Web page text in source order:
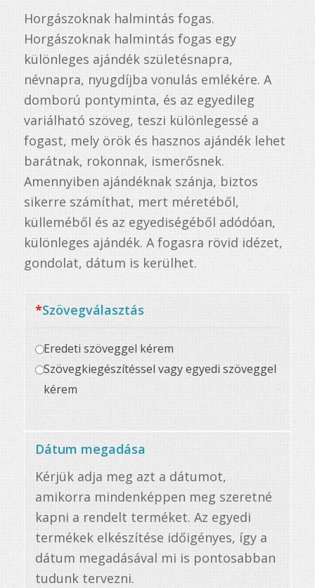
Horgászoknak halmintás fogas.
Horgászoknak halmintás fogas egy
különleges ajándék születésnapra,
névnapra, nyugdíjba vonulás emlékére. A
domború pontyminta, és az egyedileg
variálható szöveg, teszi különlegessé a
fogast, mely örök és hasznos ajándék lehet
barátnak, rokonnak, ismerősnek.
Amennyiben ajándéknak szánja, biztos
sikerre számíthat, mert méretéből,
külleméből és az egyediségéből adódóan,
különleges ajándék. A fogasra rövid idézet,
gondolat, dátum is kerülhet.
*Szövegválasztás
Eredeti szöveggel kérem
Szövegkiegészítéssel vagy egyedi szöveggel
kérem
Dátum megadása
Kérjük adja meg azt a dátumot,
amikorra mindenképpen meg szeretné
kapni a rendelt terméket. Az egyedi
termékek elkészítése időigényes, így a
dátum megadásával mi is pontosabban
tudunk tervezni.